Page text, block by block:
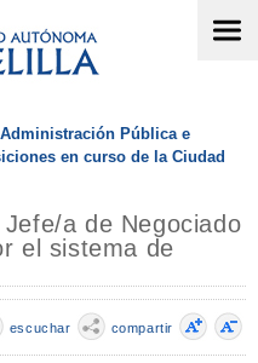
Pública e
en curso de la Ciudad
a de Negociado
el sistema de
compartir
escuchar